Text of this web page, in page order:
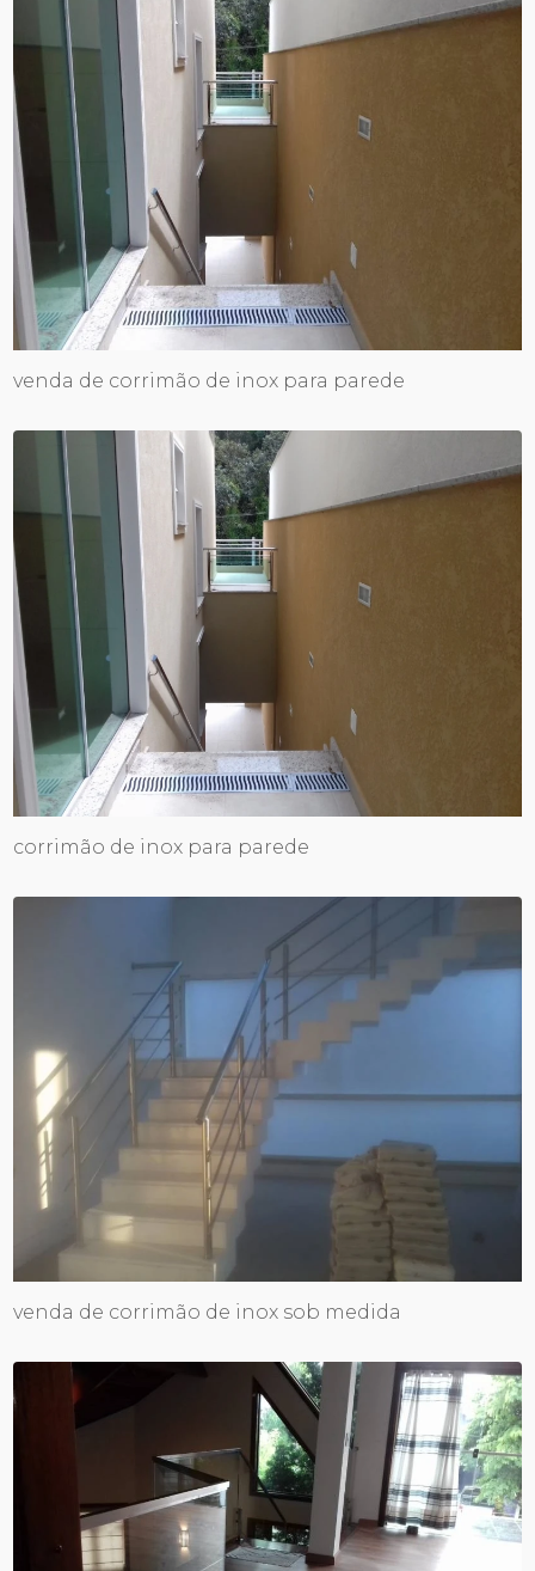
venda de corrimão de inox para parede
corrimão de inox para parede
venda de corrimão de inox sob medida